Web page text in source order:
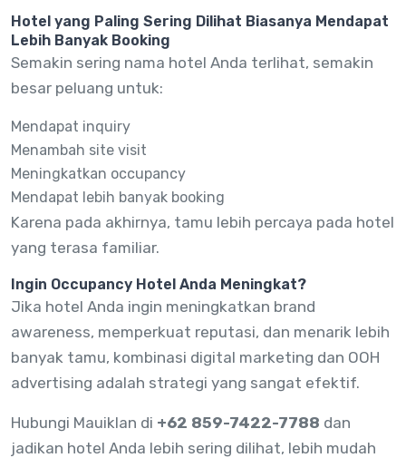
Hotel yang Paling Sering Dilihat Biasanya Mendapat
Lebih Banyak Booking
Semakin sering nama hotel Anda terlihat, semakin
besar peluang untuk:
Mendapat inquiry
Menambah site visit
Meningkatkan occupancy
Mendapat lebih banyak booking
Karena pada akhirnya, tamu lebih percaya pada hotel
yang terasa familiar.
Ingin Occupancy Hotel Anda Meningkat?
Jika hotel Anda ingin meningkatkan brand
awareness, memperkuat reputasi, dan menarik lebih
banyak tamu, kombinasi digital marketing dan OOH
advertising adalah strategi yang sangat efektif.
Hubungi Mauiklan di +62 859-7422-7788 dan
jadikan hotel Anda lebih sering dilihat, lebih mudah